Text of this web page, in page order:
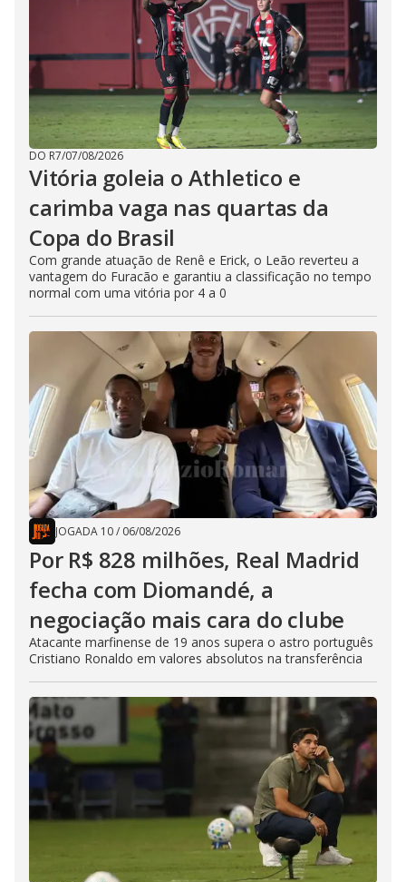
DO R7/07/08/2026
Vitória goleia o Athletico e
carimba vaga nas quartas da
Copa do Brasil
Com grande atuação de Renê e Erick, o Leão reverteu a
vantagem do Furacão e garantiu a classificação no tempo
normal com uma vitória por 4 a 0
JOGADA 10/ 06/08/2026
Por R$ 828 milhões, Real Madrid
fecha com Diomandé, a
negociação mais cara do clube
Atacante marfinense de 19 anos supera o astro português
Cristiano Ronaldo em valores absolutos na transferência